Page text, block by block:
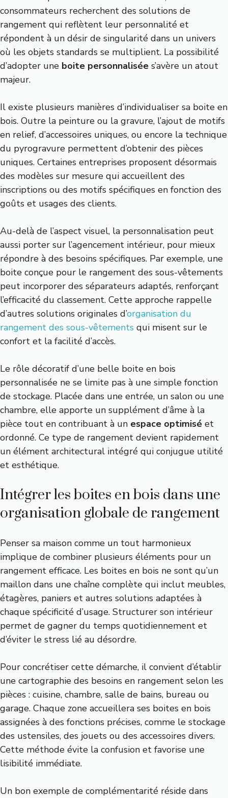
consommateurs recherchent des solutions de
rangement qui reflètent leur personnalité et
répondent à un désir de singularité dans un univers
où les objets standards se multiplient. La possibilité
d’adopter une boite personnalisée s’avère un atout
majeur.
Il existe plusieurs manières d’individualiser sa boite en
bois. Outre la peinture ou la gravure, l’ajout de motifs
en relief, d’accessoires uniques, ou encore la technique
du pyrogravure permettent d’obtenir des pièces
uniques. Certaines entreprises proposent désormais
des modèles sur mesure qui accueillent des
inscriptions ou des motifs spécifiques en fonction des
goûts et usages des clients.
Au-delà de l’aspect visuel, la personnalisation peut
aussi porter sur l’agencement intérieur, pour mieux
répondre à des besoins spécifiques. Par exemple, une
boite conçue pour le rangement des sous-vêtements
peut incorporer des séparateurs adaptés, renforçant
l’efficacité du classement. Cette approche rappelle
d’autres solutions originales d’organisation du
rangement des sous-vêtements qui misent sur le
confort et la facilité d’accès.
Le rôle décoratif d’une belle boite en bois
personnalisée ne se limite pas à une simple fonction
de stockage. Placée dans une entrée, un salon ou une
chambre, elle apporte un supplément d’âme à la
pièce tout en contribuant à un espace optimisé et
ordonné. Ce type de rangement devient rapidement
un élément architectural intégré qui conjugue utilité
et esthétique.
Intégrer les boites en bois dans une
organisation globale de rangement
Penser sa maison comme un tout harmonieux
implique de combiner plusieurs éléments pour un
rangement efficace. Les boites en bois ne sont qu’un
maillon dans une chaîne complète qui inclut meubles,
étagères, paniers et autres solutions adaptées à
chaque spécificité d’usage. Structurer son intérieur
permet de gagner du temps quotidiennement et
d’éviter le stress lié au désordre.
Pour concrétiser cette démarche, il convient d’établir
une cartographie des besoins en rangement selon les
pièces : cuisine, chambre, salle de bains, bureau ou
garage. Chaque zone accueillera ses boites en bois
assignées à des fonctions précises, comme le stockage
des ustensiles, des jouets ou des accessoires divers.
Cette méthode évite la confusion et favorise une
lisibilité immédiate.
Un bon exemple de complémentarité réside dans